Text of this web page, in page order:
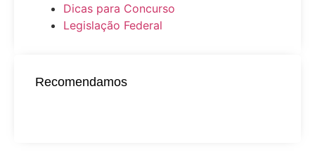
Dicas para Concurso
Legislação Federal
Recomendamos